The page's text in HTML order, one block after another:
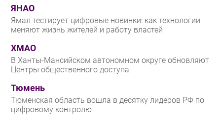
ЯНАО
Ямал тестирует цифровые новинки: как технологии
меняют жизнь жителей и работу властей
ХМАО
В Ханты-Мансийском автономном округе обновляют
Центры общественного доступа
Тюмень
Тюменская область вошла в десятку лидеров РФ по
цифровому контролю